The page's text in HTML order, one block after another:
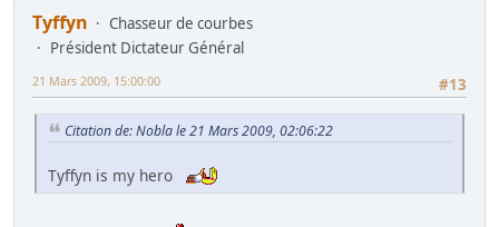
Tyffyn
Chasseur de courbes
Président Dictateur Général
#13
21 Mars 2009, 15:00:00
Citation de: Nobla le 21 Mars 2009, 02:06:22
Tyffyn is my hero